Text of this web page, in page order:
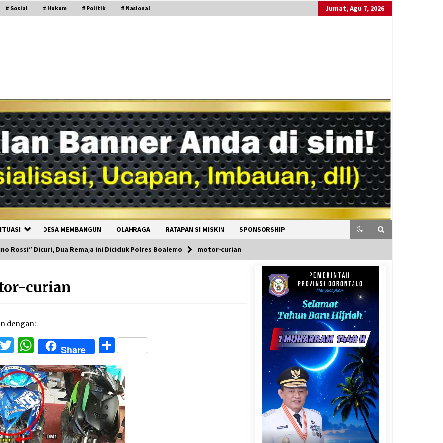
# Sosial # Hukum # Politik # Nasional Jumat, Agu 7, 2026
DESA MEMBANGUN OLAHRAGA RATAPAN SI MISKIN SPONSORSHIP
Rossi” Dicuri, Dua Remaja ini Diciduk Polres Boalemo motor-curian
curian
dengan:
Twitter
WhatsApp
Share Share